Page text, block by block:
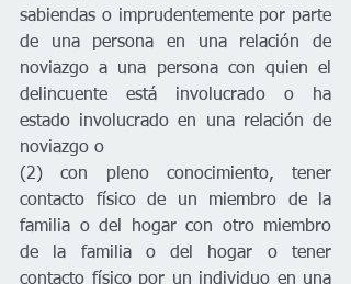
sabiendas o imprudentemente por parte
de una persona en una relación de
noviazgo a una persona con quien el
delincuente está involucrado o ha
estado involucrado en una relación de
noviazgo o
(2) con pleno conocimiento, tener
contacto físico de un miembro de la
familia o del hogar con otro miembro
de la familia o del hogar o tener
contacto físico por un individuo en una